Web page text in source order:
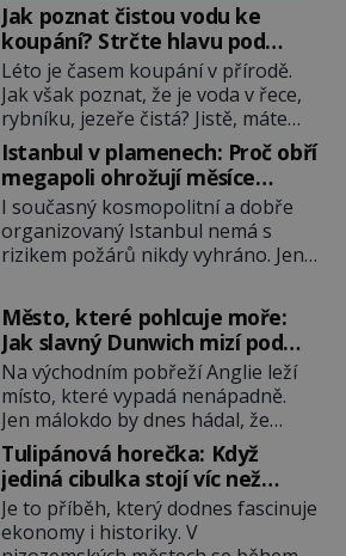
Jak poznat čistou vodu ke
koupání? Strčte hlavu pod
hladinu!
Léto je časem koupání v přírodě.
Jak však poznat, že je voda v řece,
rybníku, jezeře čistá? Jistě, máte
možnost využít informace
hygieniků či podrobit křížovému
výslechu provozovatele přírodního
koupaliště. Existuje ale ještě jiná
alternativa. Jaká? Podívat se pod
hladinu a zjistit, kdo si onu
dávno před vámi. Říká se jim
bioindikátory […]
Istanbul v plamenech: Proč obří
megapoli ohrožují měsíce
smaženého lilku?
I současný kosmopolitní a dobře
organizovaný Istanbul nemá s
rizikem požárů nikdy vyhráno. Jen
představit, jaká požární rizika
skrýval Istanbul časů minulých. Jak
čelilo město v minulosti potenciální
ohnivé katastrofě a proč jsou zde
stále tolik obávány měsíce
smaženého lilku? První hasičský
sbor se v Istanbulu objevuje v roce
1714 a […]
Město, které pohlcuje moře:
Jak slavný Dunwich mizí pod
hladinou
Na východním pobřeží Anglie leží
místo, které vypadá nenápadně.
Jen málokdo by dnes hádal, že
právě zde kdysi stojí jeden z
nejvýznamnějších anglických
přístavů. Středověký Dunwich
soupeří svým významem s
Londýnem, pyšní se kostely,
Tulipánová horečka: Když
jediná cibulka stojí víc než
honosný dům
Je to příběh, který dodnes fascinuje
ekonomy i historiky. V